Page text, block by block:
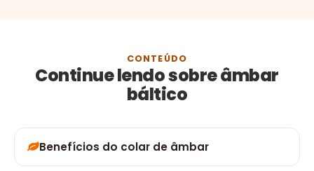
CONTEÚDO
Continue lendo sobre âmbar
báltico
Benefícios do colar de âmbar